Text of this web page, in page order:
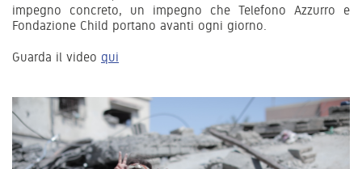
impegno concreto, un impegno che Telefono Azzurro e
Fondazione Child portano avanti ogni giorno.
Guarda il video qui